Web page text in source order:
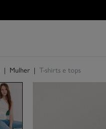
| Mulher | T-shirts e tops